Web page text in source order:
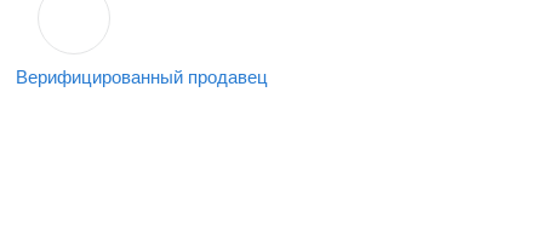
Верифицированный продавец